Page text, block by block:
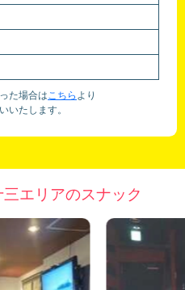
た場合はこちら より
いたします。
エリアのスナック